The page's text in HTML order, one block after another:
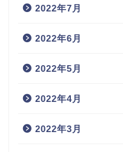
2022年7月
2022年6月
2022年5月
2022年4月
2022年3月